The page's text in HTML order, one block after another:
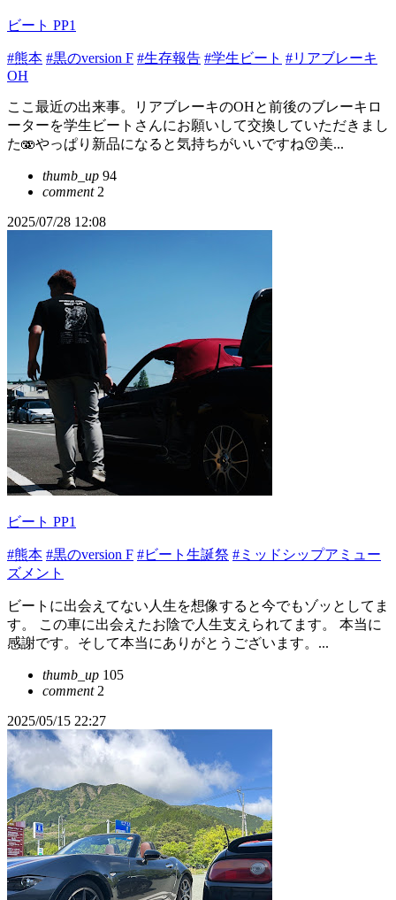
ビート PP1
#熊本 #黒のversion F #生存報告 #学生ビート #リアブレーキ
OH
ここ最近の出来事。リアブレーキのOHと前後のブレーキロ
ーターを学生ビートさんにお願いして交換していただきまし
た🫨やっぱり新品になると気持ちがいいですね😚美...
thumb_up 94
comment2
2025/07/28 12:08
ビート PP1
#熊本 #黒のversion F #ビート生誕祭 #ミッドシップアミュー
ズメント
ビートに出会えてない人生を想像すると今でもゾッとしてま
す。 この車に出会えたお陰で人生支えられてます。 本当に
感謝です。そして本当にありがとうございます。...
thumb_up 105
comment2
2025/05/15 22:27